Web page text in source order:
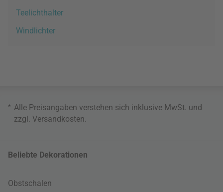
Teelichthalter
Windlichter
* Alle Preisangaben verstehen sich inklusive MwSt. und
zzgl. Versandkosten.
Beliebte Dekorationen
Obstschalen